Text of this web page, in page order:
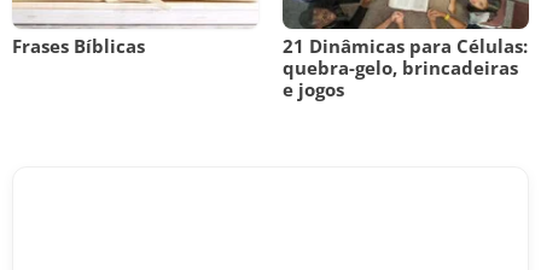
Frases Bíblicas
21 Dinâmicas para Células:
quebra-gelo, brincadeiras
e jogos